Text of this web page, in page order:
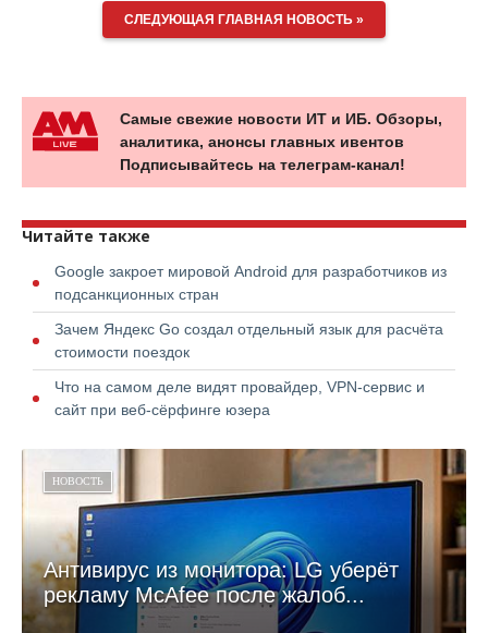
СЛЕДУЮЩАЯ ГЛАВНАЯ НОВОСТЬ »
Самые свежие новости ИТ и ИБ. Обзоры,
аналитика, анонсы главных ивентов
Подписывайтесь на телеграм-канал!
Читайте также
Google закроет мировой Android для разработчиков из
подсанкционных стран
Зачем Яндекс Go создал отдельный язык для расчёта
стоимости поездок
Что на самом деле видят провайдер, VPN-сервис и
сайт при веб-сёрфинге юзера
НОВОСТЬ
Антивирус из монитора: LG уберёт
рекламу McAfee после жалоб...